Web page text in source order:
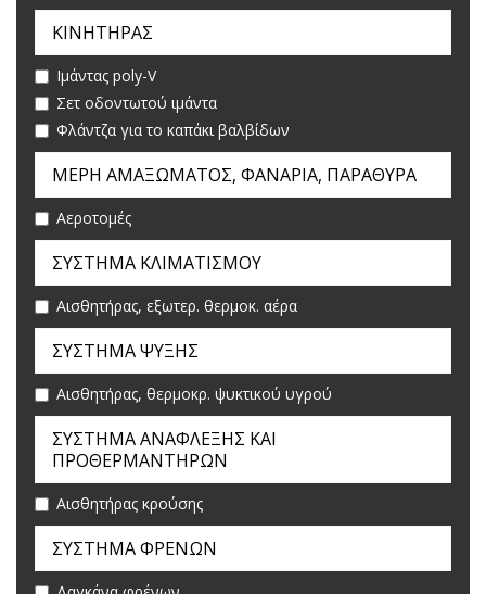
ΚΙΝΗΤΗΡΑΣ
Ιμάντας poly-V
Σετ οδοντωτού ιμάντα
Φλάντζα για το καπάκι βαλβίδων
ΜΕΡΗ ΑΜΑΞΩΜΑΤΟΣ, ΦΑΝΑΡΙΑ, ΠΑΡΑΘΥΡΑ
Αεροτομές
ΣYΣΤΗΜΑ ΚΛΙΜΑΤΙΣΜΟY
Αισθητήρας, εξωτερ. θερμοκ. αέρα
ΣYΣΤΗΜΑ ΨYΞΗΣ
Αισθητήρας, θερμοκρ. ψυκτικού υγρού
ΣΥΣΤΗΜΑ ΑΝΑΦΛΕΞΗΣ ΚΑΙ
ΠΡΟΘΕΡΜΑΝΤΗΡΩΝ
Αισθητήρας κρούσης
ΣΥΣΤΗΜΑ ΦΡΕΝΩΝ